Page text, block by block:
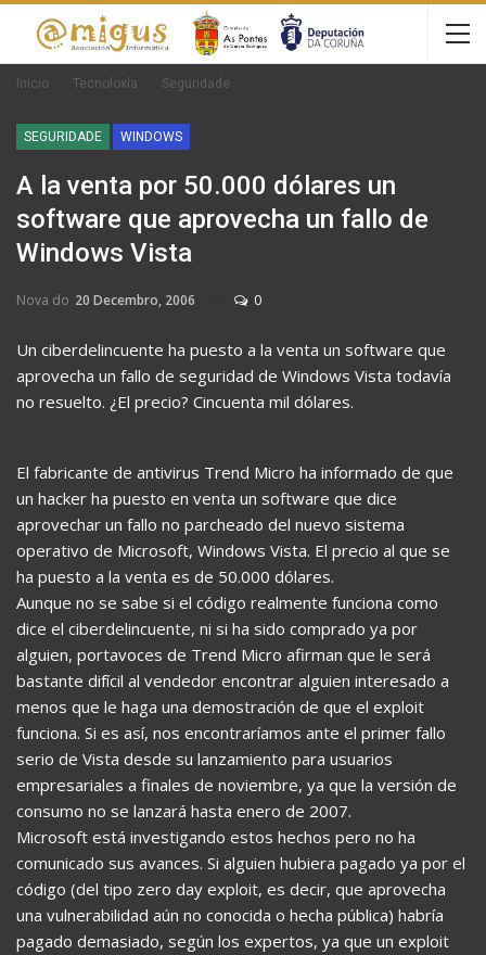
Inicio Tecnoloxía Seguridade
SEGURIDADE WINDOWS
A la venta por 50.000 dólares un
software que aprovecha un fallo de
Windows Vista
Nova do 20 Decembro, 2006 0
Un ciberdelincuente ha puesto a la venta un software que
aprovecha un fallo de seguridad de Windows Vista todavía
no resuelto. ¿El precio? Cincuenta mil dólares.
El fabricante de antivirus Trend Micro ha informado de que
un hacker ha puesto en venta un software que dice
aprovechar un fallo no parcheado del nuevo sistema
operativo de Microsoft, Windows Vista. El precio al que se
ha puesto a la venta es de 50.000 dólares.
Aunque no se sabe si el código realmente funciona como
dice el ciberdelincuente, ni si ha sido comprado ya por
alguien, portavoces de Trend Micro afirman que le será
bastante difícil al vendedor encontrar alguien interesado a
menos que le haga una demostración de que el exploit
funciona. Si es así, nos encontraríamos ante el primer fallo
serio de Vista desde su lanzamiento para usuarios
empresariales a finales de noviembre, ya que la versión de
consumo no se lanzará hasta enero de 2007.
Microsoft está investigando estos hechos pero no ha
comunicado sus avances. Si alguien hubiera pagado ya por el
código (del tipo zero day exploit, es decir, que aprovecha
una vulnerabilidad aún no conocida o hecha pública) habría
pagado demasiado, según los expertos, ya que un exploit